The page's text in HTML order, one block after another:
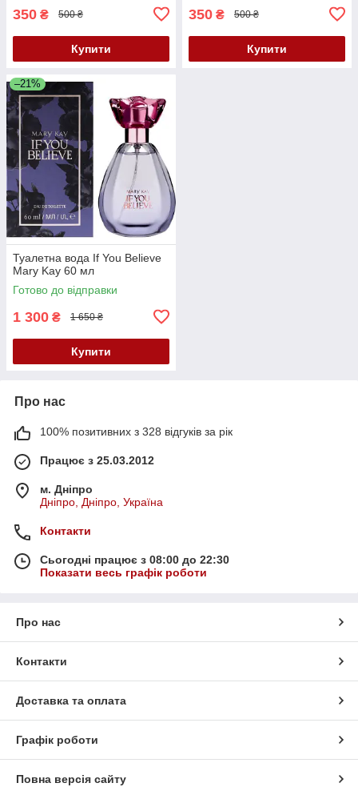
350 ₴ 500 ₴
Купити
350 ₴ 500 ₴
Купити
–21%
Туалетна вода If You Believe
Mary Kay 60 мл
Готово до відправки
1 300 ₴ 1 650 ₴
Купити
Про нас
100% позитивних з 328 відгуків за рік
Працює з 25.03.2012
м. Дніпро
Дніпро, Дніпро, Україна
Контакти
Сьогодні працює з 08:00 до 22:30
Показати весь графік роботи
Про нас
Контакти
Доставка та оплата
Графік роботи
Повна версія сайту